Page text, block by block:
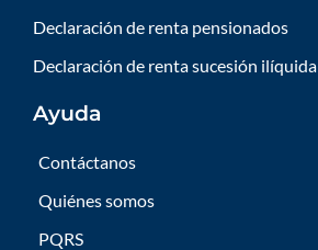
Declaración de renta pensionados
Declaración de renta sucesión ilíquida
Ayuda
Contáctanos
Quiénes somos
PQRS